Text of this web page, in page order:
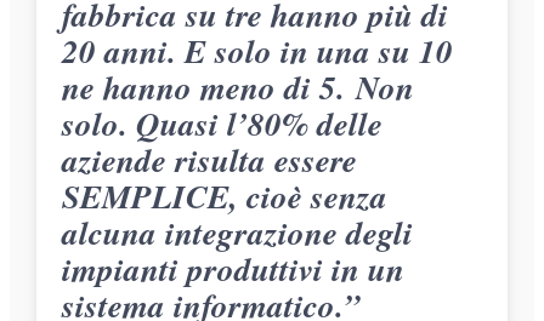
fabbrica su tre hanno più di
20 anni. E solo in una su 10
ne hanno meno di 5. Non
solo. Quasi l’80% delle
aziende risulta essere
SEMPLICE, cioè senza
alcuna integrazione degli
impianti produttivi in un
sistema informatico.”